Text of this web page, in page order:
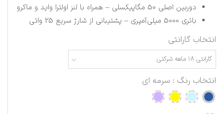
دوربین اصلی 50 مگاپیکسلی – همراه با لنز اولترا واید و ماکرو
باتری 5000 میلی‌آمپری – پشتیبانی از شارژ سریع 25 واتی
انتخاب گارانتی
گارانتی ۱۸ ماهه شرکتی
انتخاب رنگ : سرمه ای